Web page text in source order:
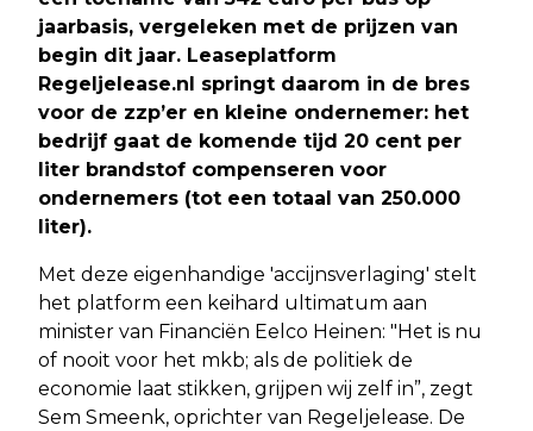
jaarbasis, vergeleken met de prijzen van
begin dit jaar. Leaseplatform
Regeljelease.nl springt daarom in de bres
voor de zzp’er en kleine ondernemer: het
bedrijf gaat de komende tijd 20 cent per
liter brandstof compenseren voor
ondernemers (tot een totaal van 250.000
liter).
Met deze eigenhandige 'accijnsverlaging' stelt
het platform een keihard ultimatum aan
minister van Financiën Eelco Heinen: "Het is nu
of nooit voor het mkb; als de politiek de
economie laat stikken, grijpen wij zelf in”, zegt
Sem Smeenk, oprichter van Regeljelease. De